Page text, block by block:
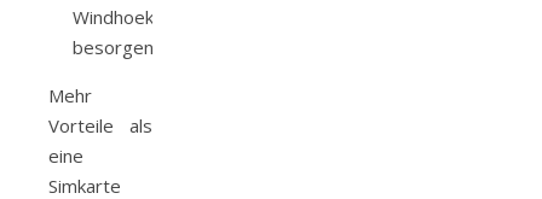
Windhoek
besorgen
Mehr
Vorteile als
eine
Simkarte